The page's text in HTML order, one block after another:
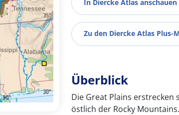
In Diercke Atlas anschauen
Zu den Diercke Atlas Plus-
Überblick
Die Great Plains erstrecken
östlich der Rocky